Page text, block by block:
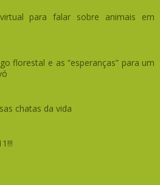
para falar sobre animais em
florestal e as “esperanças” para um
chatas da vida